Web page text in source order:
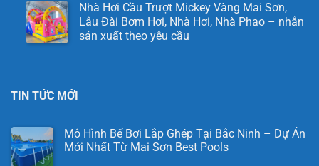
Nhà Hơi Cầu Trượt Mickey Vàng Mai Sơn,
Lâu Đài Bơm Hơi, Nhà Hơi, Nhà Phao – nhắn
sản xuất theo yêu cầu
TIN TỨC MỚI
Mô Hình Bể Bơi Lắp Ghép Tại Bắc Ninh – Dự Án
Mới Nhất Từ Mai Sơn Best Pools